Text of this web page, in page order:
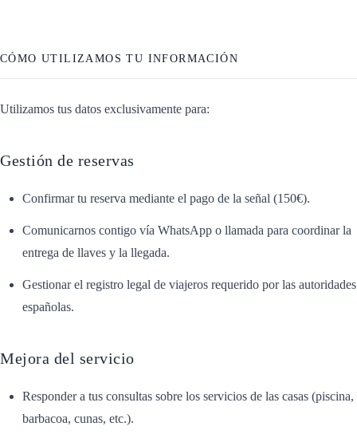
CÓMO UTILIZAMOS TU INFORMACIÓN
Utilizamos tus datos exclusivamente para:
Gestión de reservas
Confirmar tu reserva mediante el pago de la señal (150€).
Comunicarnos contigo vía WhatsApp o llamada para coordinar la
entrega de llaves y la llegada.
Gestionar el registro legal de viajeros requerido por las autoridades
españolas.
Mejora del servicio
Responder a tus consultas sobre los servicios de las casas (piscina,
barbacoa, cunas, etc.).